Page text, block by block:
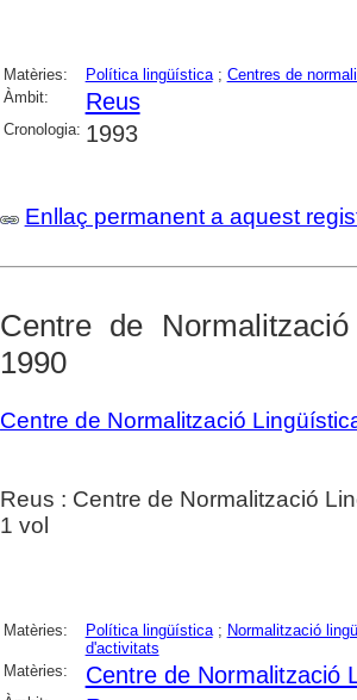
Matèries: Política lingüística; Centres de
Àmbit:
Reus
Cronologia: 1993
Enllaç permanent a aquest
Centre de
1990
Centre de Normalització
Reus : Centre de Normalització
1 vol
Matèries: Política lingüística; Normalització
d'activitats
Matèries:
Centre de Normalització